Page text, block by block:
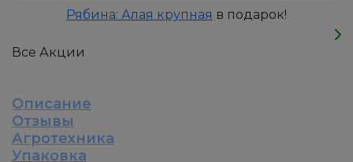
Рябина: Алая крупная в подарок!
Все Акции
Описание
Отзывы
Агротехника
Упаковка